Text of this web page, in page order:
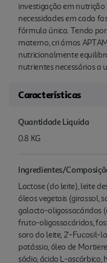
investigação em
necessidades em cada
fórmula única. Tendo
materno, cri ámos
nutricionalmente
nutrientes necessários a
Características
Quantidade Liquida
0.8 KG
Ingredientes/
Lactose (do leite), leite
óleos vegetais (girassol,
galacto-oligossacáridos
fruto-oligossacáridos,
soro do leite, 2'-Fucosil-
potássio, óleo de
sódio, ácido L-